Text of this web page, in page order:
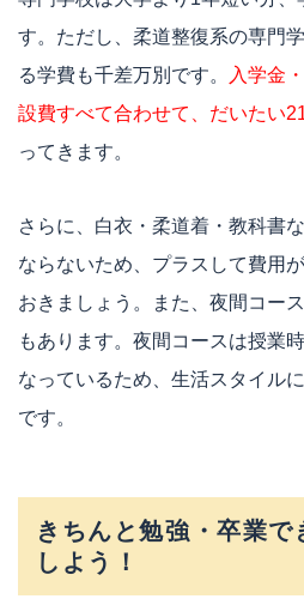
す。ただし、柔道整復系の専門
る学費も千差万別です。
入学金
設費すべて合わせて、だいたい
ってきます。
さらに、白衣・柔道着・教科書
ならないため、プラスして費用
おきましょう。また、夜間コー
もあります。夜間コースは授業
なっているため、生活スタイル
です。
きちんと勉強・卒業で
しよう！